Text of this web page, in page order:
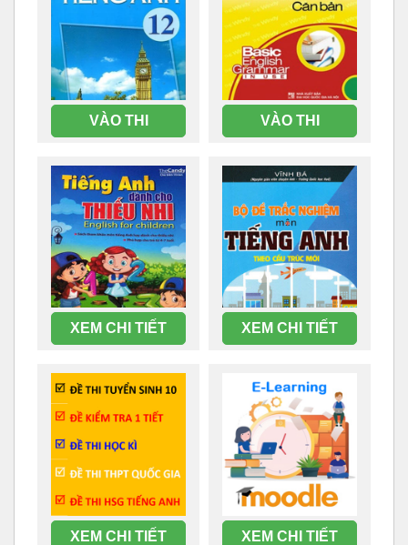
VÀO THI VÀO THI
XEM CHI TIẾT XEM CHI TIẾT
XEM CHI TIẾT XEM CHI TIẾT